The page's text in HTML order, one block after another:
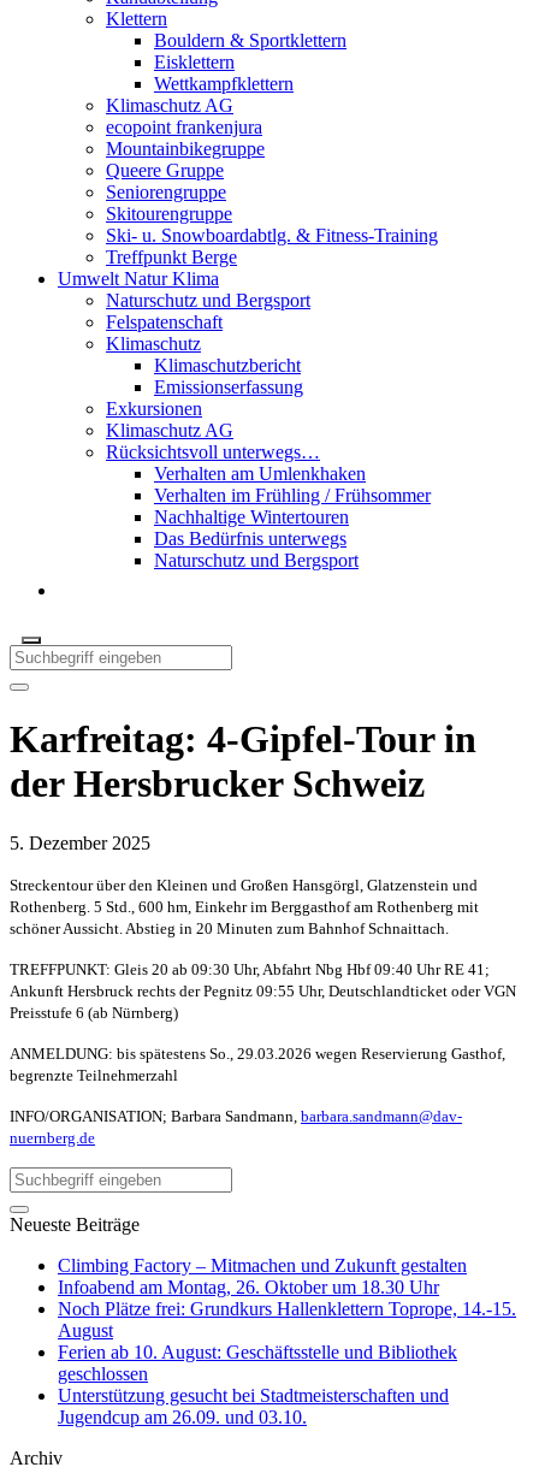
Klettern
Bouldern & Sportklettern
Eisklettern
Wettkampfklettern
Klimaschutz AG
ecopoint frankenjura
Mountainbikegruppe
Queere Gruppe
Seniorengruppe
Skitourengruppe
Ski- u. Snowboardabtlg. & Fitness-Training
Treffpunkt Berge
Umwelt Natur Klima
Naturschutz und Bergsport
Felspatenschaft
Klimaschutz
Klimaschutzbericht
Emissionserfassung
Exkursionen
Klimaschutz AG
Rücksichtsvoll unterwegs…
Verhalten am Umlenkhaken
Verhalten im Frühling / Frühsommer
Nachhaltige Wintertouren
Das Bedürfnis unterwegs
Naturschutz und Bergsport
Karfreitag: 4-Gipfel-Tour in
der Hersbrucker Schweiz
5. Dezember 2025
Streckentour über den Kleinen und Großen Hansgörgl, Glatzenstein und
Rothenberg. 5 Std., 600 hm, Einkehr im Berggasthof am Rothenberg mit
schöner Aussicht. Abstieg in 20 Minuten zum Bahnhof Schnaittach.
TREFFPUNKT: Gleis 20 ab 09:30 Uhr, Abfahrt Nbg Hbf 09:40 Uhr RE 41;
Ankunft Hersbruck rechts der Pegnitz 09:55 Uhr, Deutschlandticket oder VGN
Preisstufe 6 (ab Nürnberg)
ANMELDUNG: bis spätestens So., 29.03.2026 wegen Reservierung Gasthof,
begrenzte Teilnehmerzahl
INFO/ORGANISATION; Barbara Sandmann, barbara.sandmann@dav-
nuernberg.de
Neueste Beiträge
Climbing Factory – Mitmachen und Zukunft gestalten
Infoabend am Montag, 26. Oktober um 18.30 Uhr
Noch Plätze frei: Grundkurs Hallenklettern Toprope, 14.-15.
August
Ferien ab 10. August: Geschäftsstelle und Bibliothek
geschlossen
Unterstützung gesucht bei Stadtmeisterschaften und
Jugendcup am 26.09. und 03.10.
Archiv